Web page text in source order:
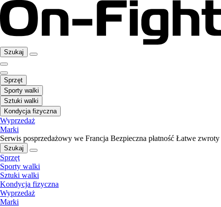
Szukaj
Sprzęt
Sporty walki
Sztuki walki
Kondycja fizyczna
Wyprzedaż
Marki
Serwis posprzedażowy we Francja Bezpieczna płatność Łatwe zwroty
Szukaj
Sprzęt
Sporty walki
Sztuki walki
Kondycja fizyczna
Wyprzedaż
Marki